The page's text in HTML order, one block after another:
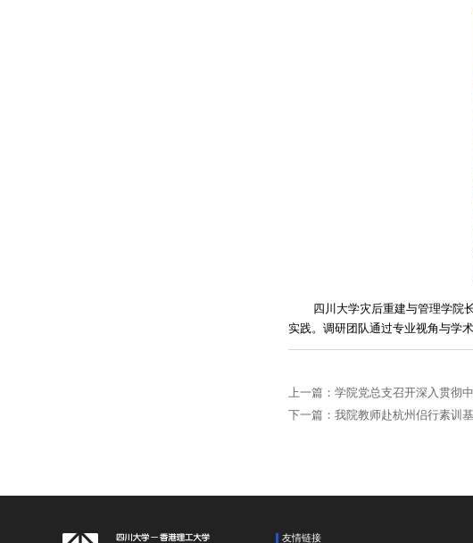
四川大学灾后重建与管理学院
实践。调研团队通过专业视角与学
上一篇：学院党总支召开深入贯彻
下一篇：我院教师赴杭州侣行素训
友情链接